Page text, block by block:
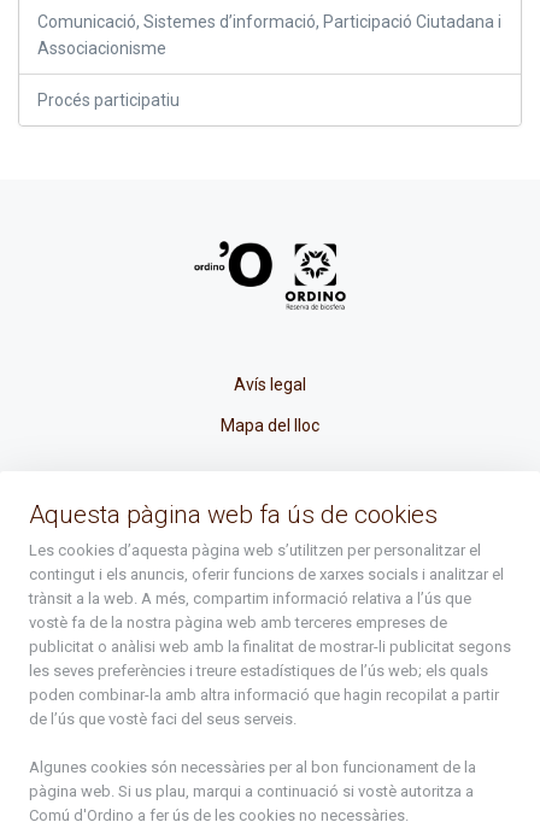
Comunicació, Sistemes d’informació, Participació Ciutadana i
Associacionisme
Procés participatiu
Avís legal
Mapa del lloc
atenciociutadana@ordino.ad
+376 878 100
De Dl. a Dv. : de 8 a 16h (els divendres a partir de l'1 de juny
fins al divendres de la setmana de Meritxell : de 8 a 14h)
Rep tota l'actualitat del Comú d'Ordino en el teu correu
Subscriu-te
Aquesta pàgina web fa ús de cookies
Les cookies d’aquesta pàgina web s’utilitzen per personalitzar el
contingut i els anuncis, oferir funcions de xarxes socials i analitzar el
trànsit a la web. A més, compartim informació relativa a l’ús que
vostè fa de la nostra pàgina web amb terceres empreses de
publicitat o anàlisi web amb la finalitat de mostrar-li publicitat segons
les seves preferències i treure estadístiques de l’ús web; els quals
poden combinar-la amb altra informació que hagin recopilat a partir
de l’ús que vostè faci del seus serveis.
Algunes cookies són necessàries per al bon funcionament de la
pàgina web. Si us plau, marqui a continuació si vostè autoritza a
Comú d'Ordino a fer ús de les cookies no necessàries.